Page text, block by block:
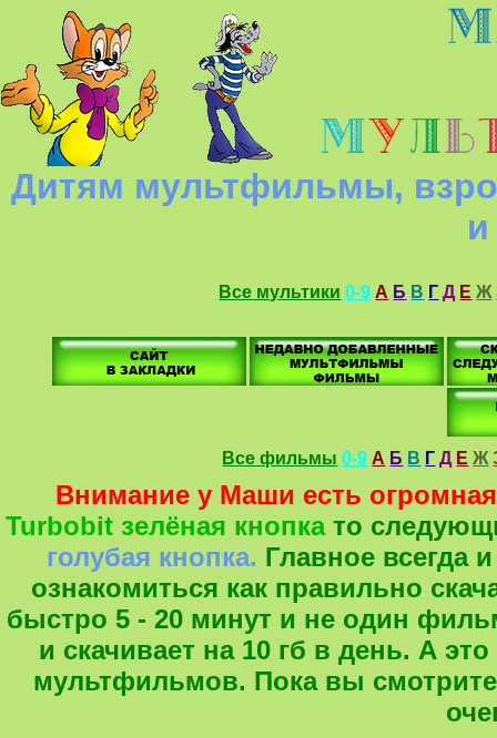
Дитям мультфильмы,
и
Все мультики 0-9 А Б В Г Д Е Ж
Все фильмы 0-9 А Б В Г Д Е Ж
Внимание у Маши есть
Turbobit зелёная кнопкато
голубая кнопка. Главное всегда
ознакомиться как правильно
быстро 5 - 20 минут и не один
и скачивает на 10 гб в день. А
мультфильмов. Пока вы